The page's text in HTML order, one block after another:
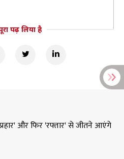
पढ़ लिया है
और फिर 'रफ्तार' से जीतने आएंगे